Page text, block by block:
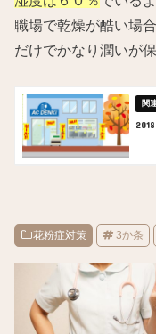
職場で乾燥が酷い場
だけでかなり潤いが保
花粉症対策 3か条